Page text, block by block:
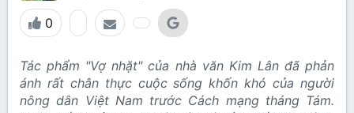
0
Tác phẩm "Vợ nhặt" của nhà văn Kim Lân đã phản
ánh rất chân thực cuộc sống khốn khó của người
nông dân Việt Nam trước Cách mạng tháng Tám.